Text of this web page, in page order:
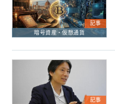
記事
暗号資産・仮想通貨
記事